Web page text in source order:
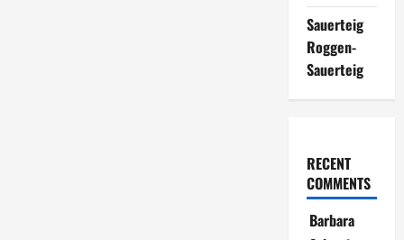
Sauerteig
Roggen-
Sauerteig
RECENT
COMMENTS
Barbara